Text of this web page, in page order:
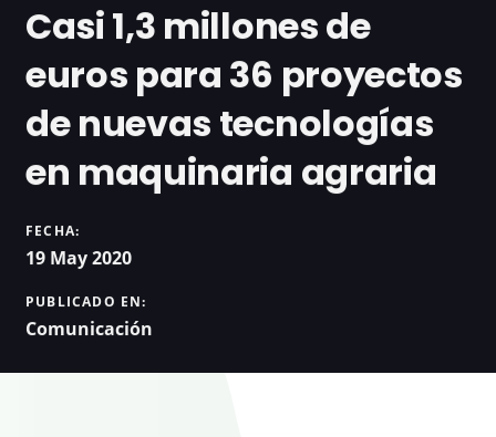
Casi 1,3 millones de
euros para 36 proyectos
de nuevas tecnologías
en maquinaria agraria
FECHA:
19 May 2020
PUBLICADO EN:
Comunicación